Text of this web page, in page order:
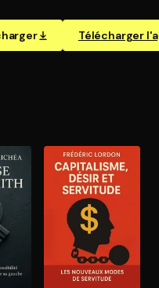
Télécharger